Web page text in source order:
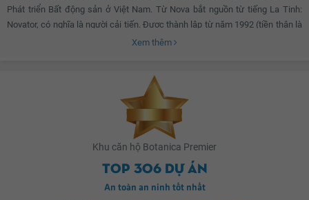
xanh mát của công viên 6.000 m2, 02 hồ bơi tràn tại tầng trệt và tầng mái
cùng với khu BBQ rộng thoáng, khu vui chơi trẻ em, siêu thị, phòng tập gym,
cuộc sống tiện nghi, thoải mái cho khách hàng. Tổng thể
Phát triển Bất động sản ở Việt Nam. Từ Nova bắt nguồn từ tiếng La Tinh:
Novator, có nghĩa là người cải tiến. Được thành lập từ năm 1992 (tiền thân là
công ty Thành Nhơn), Nova Group hoạt động trong lĩnh vực sản xuất kinh
Xem thêm
Khu căn hộ Botanica Premier
Top 306 dự án
An toàn an ninh tốt nhất